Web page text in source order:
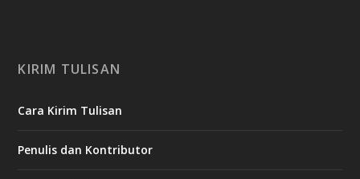
KIRIM TULISAN
Cara Kirim Tulisan
Penulis dan Kontributor